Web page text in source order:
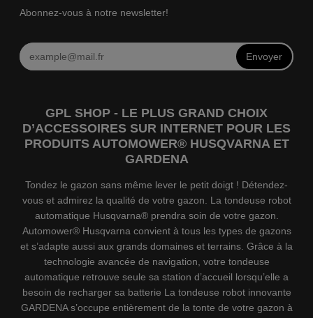
Abonnez-vous à notre newsletter!
Envoyer
GPL SHOP - LE PLUS GRAND CHOIX
D’ACCESSOIRES SUR INTERNET POUR LES
PRODUITS AUTOMOWER® HUSQVARNA ET
GARDENA
Tondez le gazon sans même lever le petit doigt ! Détendez-
vous et admirez la qualité de votre gazon. La tondeuse robot
automatique Husqvarna® prendra soin de votre gazon.
Automower® Husqvarna convient à tous les types de gazons
et s’adapte aussi aux grands domaines et terrains. Grâce à la
technologie avancée de navigation, votre tondeuse
automatique retrouve seule sa station d’accueil lorsqu’elle a
besoin de recharger sa batterie La tondeuse robot innovante
GARDENA s’occupe entièrement de la tonte de votre gazon à